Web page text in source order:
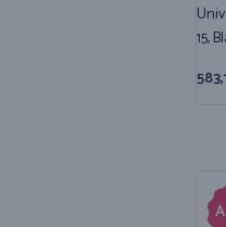
15,